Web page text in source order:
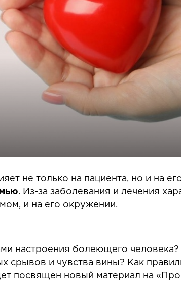
не только на пациента, но и на
. Из-за заболевания и лечения
и на его окружении.
настроения болеющего
срывов и чувства вины? Как
посвящен новый материал на